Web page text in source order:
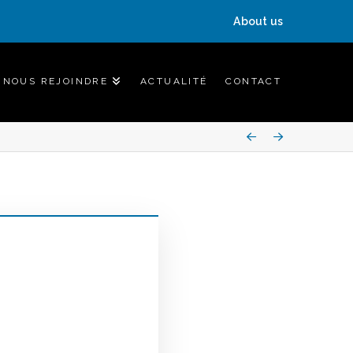
About us
NOUS REJOINDRE ACTUALITÉ CONTACT
Prev Next